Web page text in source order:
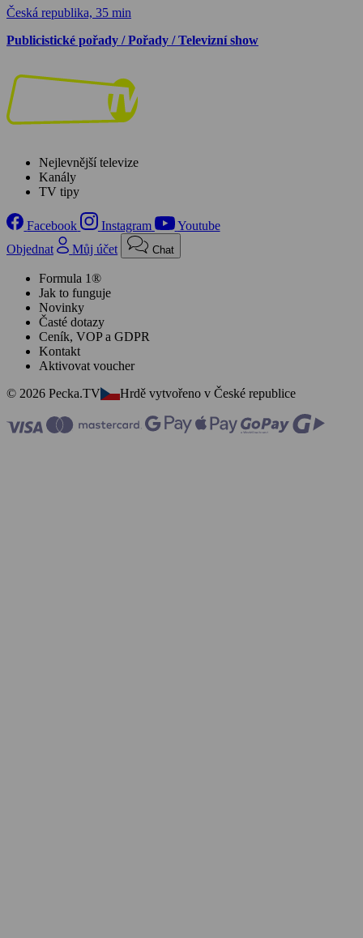
Česká republika, 35 min
Publicistické pořady / Pořady / Televizní show
Nejlevnější televize
Kanály
TV tipy
Facebook Instagram
Youtube
Objednat
Můj účet Chat
Formula 1®
Jak to funguje
Novinky
Časté dotazy
Ceník, VOP a GDPR
Kontakt
Aktivovat voucher
© 2026 Pecka.TV
Hrdě vytvořeno v České republice